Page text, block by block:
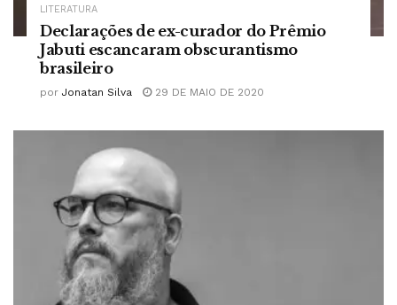
LITERATURA
Declarações de ex-curador do Prêmio
Jabuti escancaram obscurantismo
brasileiro
por Jonatan Silva 29 DE MAIO DE 2020